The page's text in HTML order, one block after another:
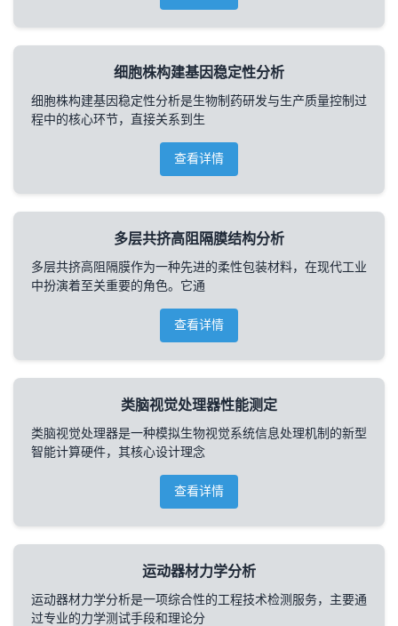
细胞株构建基因稳定性分析
细胞株构建基因稳定性分析是生物制药研发与生产质量控制过
程中的核心环节，直接关系到生
查看详情
多层共挤高阻隔膜结构分析
多层共挤高阻隔膜作为一种先进的柔性包装材料，在现代工业
中扮演着至关重要的角色。它通
查看详情
类脑视觉处理器性能测定
类脑视觉处理器是一种模拟生物视觉系统信息处理机制的新型
智能计算硬件，其核心设计理念
查看详情
运动器材力学分析
运动器材力学分析是一项综合性的工程技术检测服务，主要通
过专业的力学测试手段和理论分